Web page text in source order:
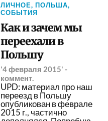
ЛИЧНОЕ,ПОЛЬША,
СОБЫТИЯ
Как и зачем мы
переехали в
Польшу
'4 февраля 2015' -
коммент.
UPD: материал про наш
переезд в Польшу
опубликован в феврале
2015 г., частично